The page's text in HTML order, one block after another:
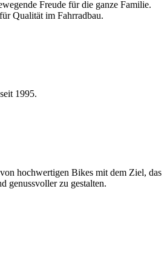
Freude für die ganze Familie.
Qualität im Fahrradbau.
1995.
hochwertigen Bikes mit dem Ziel, das
genussvoller zu gestalten.